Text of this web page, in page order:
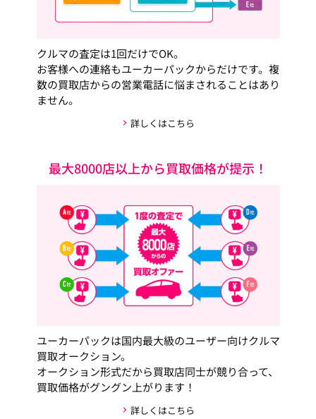
クルマの査定は1回だけでOK。
お客様への連絡もユーカーパックからだけです。複
数の買取店からの営業電話に悩まされることはあり
ません。
詳しくはこちら
最大8000店以上から買取価格が提示！
ユーカーパックは国内最大級のユーザー向けクルマ
買取オークション。
オークション形式だから買取店同士が競り合って、
買取価格がグングン上がります！
詳しくはこちら